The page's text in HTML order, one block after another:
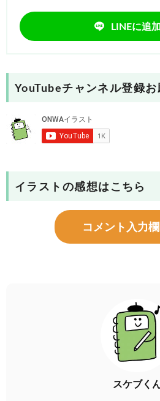
LINEに追
YouTubeチャンネル登録お
イラストの感想はこちら
コメント入力欄
スケブく